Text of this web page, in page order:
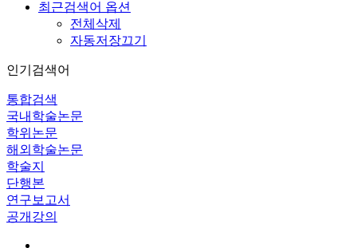
최근검색어 옵션
전체삭제
자동저장끄기
인기검색어
통합검색
국내학술논문
학위논문
해외학술논문
학술지
단행본
연구보고서
공개강의